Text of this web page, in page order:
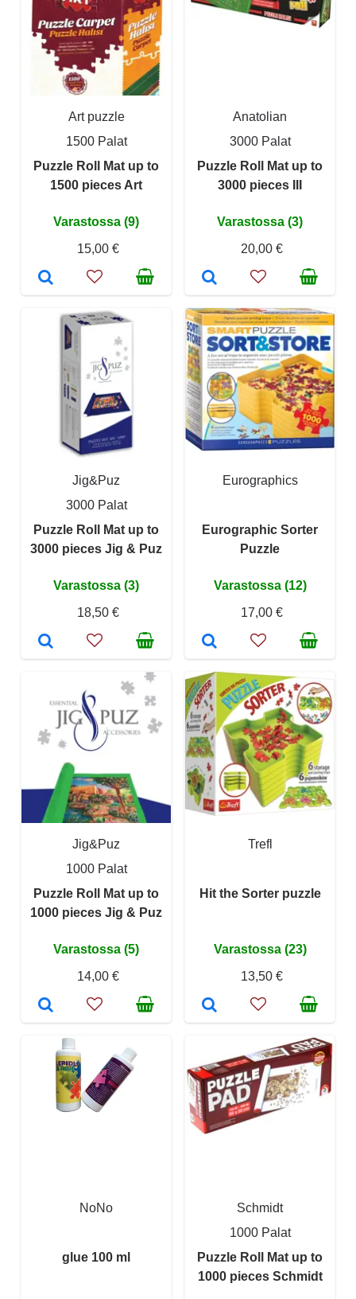
Art puzzle
1500 Palat
Puzzle Roll Mat up to
1500 pieces Art
Varastossa (9)
15,00 €
Anatolian
3000 Palat
Puzzle Roll Mat up to
3000 pieces III
Varastossa (3)
20,00 €
Jig&Puz
3000 Palat
Puzzle Roll Mat up to
3000 pieces Jig & Puz
Varastossa (3)
18,50 €
Eurographics
Eurographic Sorter
Puzzle
Varastossa (12)
17,00 €
Jig&Puz
1000 Palat
Puzzle Roll Mat up to
1000 pieces Jig & Puz
Varastossa (5)
14,00 €
Trefl
Hit the Sorter puzzle
Varastossa (23)
13,50 €
NoNo
glue 100 ml
Schmidt
1000 Palat
Puzzle Roll Mat up to
1000 pieces Schmidt